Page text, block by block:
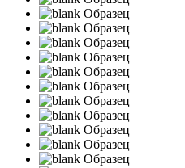
Образец
Образец
Образец
Образец
Образец
Образец
Образец
Образец
Образец
Образец
Образец